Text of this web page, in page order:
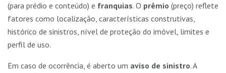
(para prédio e conteúdo) e franquias. O prêmio (preço) reflete
fatores como localização, características construtivas,
histórico de sinistros, nível de proteção do imóvel, limites e
perfil de uso.
Em caso de ocorrência, é aberto um aviso de sinistro. A